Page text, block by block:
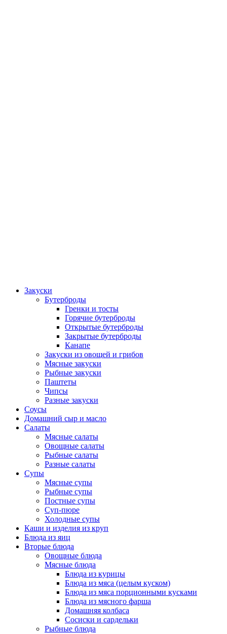
Закуски
Бутерброды
Гренки и тосты
Горячие бутерброды
Открытые бутерброды
Закрытые бутерброды
Канапе
Закуски из овощей и грибов
Мясные закуски
Рыбные закуски
Паштеты
Чипсы
Разные закуски
Соусы
Домашний сыр и масло
Салаты
Мясные салаты
Овощные салаты
Рыбные салаты
Разные салаты
Супы
Мясные супы
Рыбные супы
Постные супы
Суп-пюре
Холодные супы
Каши и изделия из круп
Блюда из яиц
Вторые блюда
Овощные блюда
Мясные блюда
Блюда из курицы
Блюда из мяса (целым куском)
Блюда из мяса порционными кусками
Блюда из мясного фарша
Домашняя колбаса
Сосиски и сардельки
Рыбные блюда